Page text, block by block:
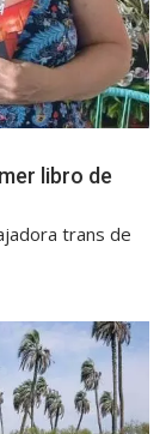
libro de
trans de